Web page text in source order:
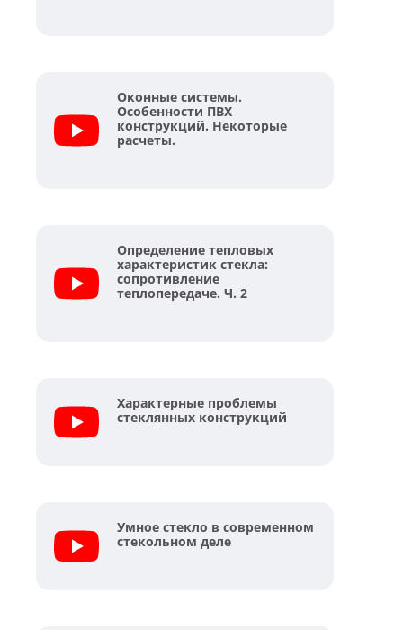
Оконные системы.
Особенности ПВХ
конструкций. Некоторые
расчеты.
Определение тепловых
характеристик стекла:
сопротивление
теплопередаче. Ч. 2
Характерные проблемы
стеклянных конструкций
Умное стекло в современном
стекольном деле